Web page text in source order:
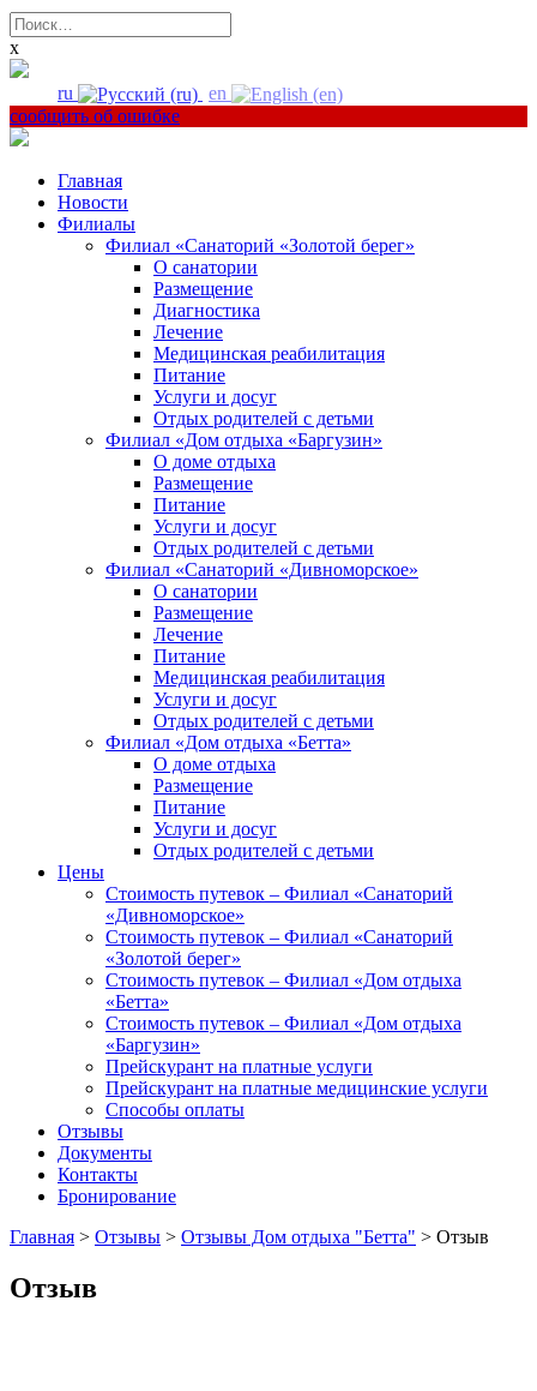
Найти:
x
ru
en
сообщить об ошибке
Главная
Новости
Филиалы
Филиал «Санаторий «Золотой берег»
О санатории
Размещение
Диагностика
Лечение
Медицинская реабилитация
Питание
Услуги и досуг
Отдых родителей с детьми
Филиал «Дом отдыха «Баргузин»
О доме отдыха
Размещение
Питание
Услуги и досуг
Отдых родителей с детьми
Филиал «Санаторий «Дивноморское»
О санатории
Размещение
Лечение
Питание
Медицинская реабилитация
Услуги и досуг
Отдых родителей с детьми
Филиал «Дом отдыха «Бетта»
О доме отдыха
Размещение
Питание
Услуги и досуг
Отдых родителей с детьми
Цены
Стоимость путевок – Филиал «Санаторий
«Дивноморское»
Стоимость путевок – Филиал «Санаторий
«Золотой берег»
Стоимость путевок – Филиал «Дом отдыха
«Бетта»
Стоимость путевок – Филиал «Дом отдыха
«Баргузин»
Прейскурант на платные услуги
Прейскурант на платные медицинские услуги
Способы оплаты
Отзывы
Документы
Контакты
Бронирование
Главная > Отзывы > Отзывы Дом отдыха "Бетта" > Отзыв
Отзыв